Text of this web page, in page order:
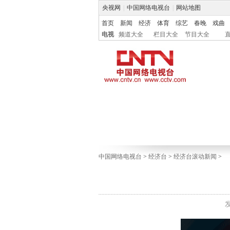
央视网 中国网络电视台 网站地图
首页 新闻 经济 体育 综艺 春晚
戏曲
电视
频道大全 栏目大全 节目大全
中国网络电视台 > 经济台 > 经济台滚动新闻 >